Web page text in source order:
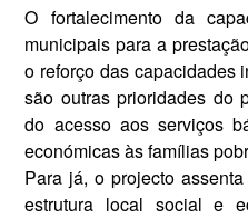
O fortalecimento da
municipais pa­ra a
o reforço das capacidades
são outras prioridades do
do acesso aos ser­viços
económicas às famílias
Para já, o projecto
estrutura lo­cal social e